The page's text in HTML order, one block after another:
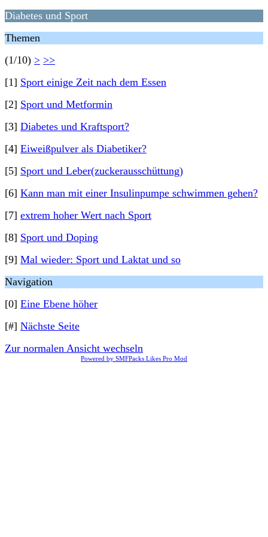
Diabetes und Sport
Themen
(1/10) > >>
[1] Sport einige Zeit nach dem Essen
[2] Sport und Metformin
[3] Diabetes und Kraftsport?
[4] Eiweißpulver als Diabetiker?
[5] Sport und Leber(zuckerausschüttung)
[6] Kann man mit einer Insulinpumpe schwimmen gehen?
[7] extrem hoher Wert nach Sport
[8] Sport und Doping
[9] Mal wieder: Sport und Laktat und so
Navigation
[0] Eine Ebene höher
[#] Nächste Seite
Zur normalen Ansicht wechseln
Powered by SMFPacks Likes Pro Mod